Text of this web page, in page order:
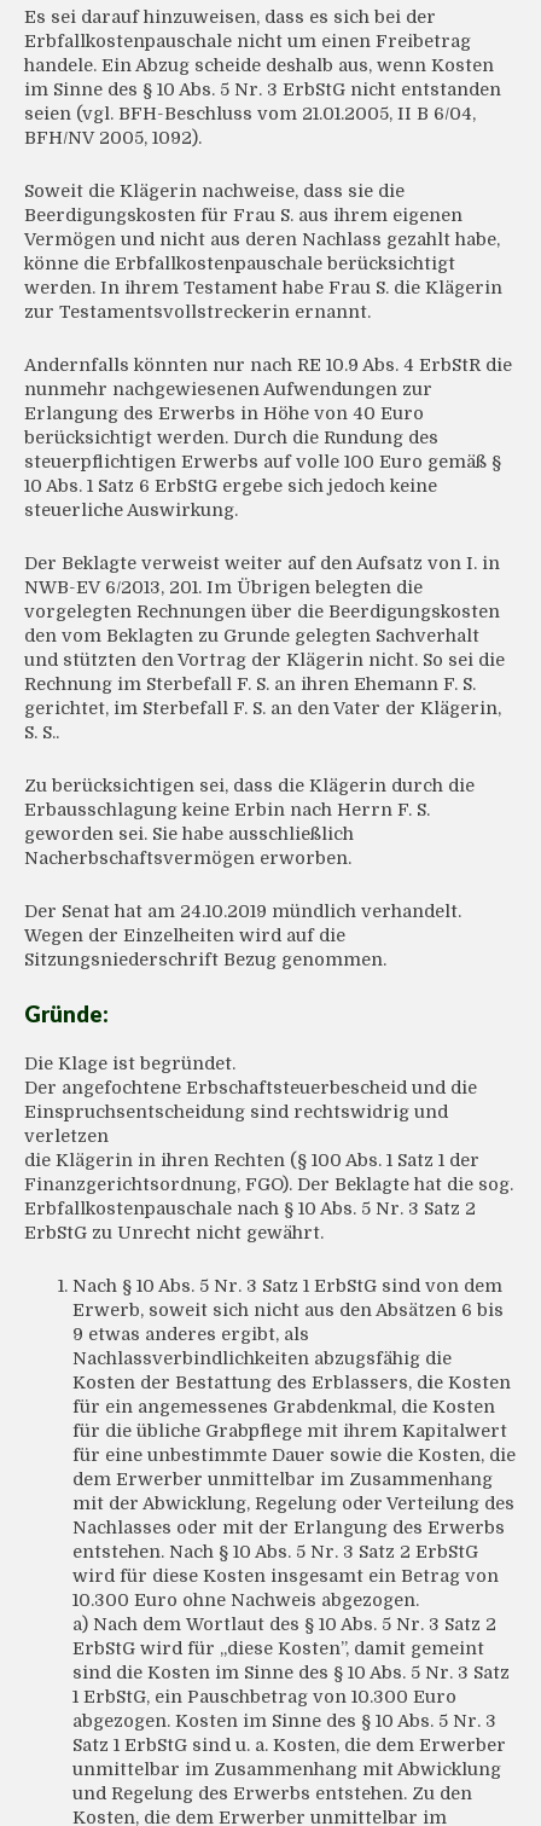
Es sei darauf hinzuweisen, dass es sich bei der
Erbfallkostenpauschale nicht um einen Freibetrag
handele. Ein Abzug scheide deshalb aus, wenn Kosten
im Sinne des § 10 Abs. 5 Nr. 3 ErbStG nicht entstanden
seien (vgl. BFH-Beschluss vom 21.01.2005, II B 6/04,
BFH/NV 2005, 1092).
Soweit die Klägerin nachweise, dass sie die
Beerdigungskosten für Frau S. aus ihrem eigenen
Vermögen und nicht aus deren Nachlass gezahlt habe,
könne die Erbfallkostenpauschale berücksichtigt
werden. In ihrem Testament habe Frau S. die Klägerin
zur Testamentsvollstreckerin ernannt.
Andernfalls könnten nur nach RE 10.9 Abs. 4 ErbStR die
nunmehr nachgewiesenen Aufwendungen zur
Erlangung des Erwerbs in Höhe von 40 Euro
berücksichtigt werden. Durch die Rundung des
steuerpflichtigen Erwerbs auf volle 100 Euro gemäß §
10 Abs. 1 Satz 6 ErbStG ergebe sich jedoch keine
steuerliche Auswirkung.
Der Beklagte verweist weiter auf den Aufsatz von I. in
NWB-EV 6/2013, 201. Im Übrigen belegten die
vorgelegten Rechnungen über die Beerdigungskosten
den vom Beklagten zu Grunde gelegten Sachverhalt
und stützten den Vortrag der Klägerin nicht. So sei die
Rechnung im Sterbefall F. S. an ihren Ehemann F. S.
gerichtet, im Sterbefall F. S. an den Vater der Klägerin,
S. S..
Zu berücksichtigen sei, dass die Klägerin durch die
Erbausschlagung keine Erbin nach Herrn F. S.
geworden sei. Sie habe ausschließlich
Nacherbschaftsvermögen erworben.
Der Senat hat am 24.10.2019 mündlich verhandelt.
Wegen der Einzelheiten wird auf die
Sitzungsniederschrift Bezug genommen.
Gründe:
Die Klage ist begründet.
Der angefochtene Erbschaftsteuerbescheid und die
Einspruchsentscheidung sind rechtswidrig und
verletzen
die Klägerin in ihren Rechten (§ 100 Abs. 1 Satz 1 der
Finanzgerichtsordnung, FGO). Der Beklagte hat die sog.
Erbfallkostenpauschale nach § 10 Abs. 5 Nr. 3 Satz 2
ErbStG zu Unrecht nicht gewährt.
Nach § 10 Abs. 5 Nr. 3 Satz 1 ErbStG sind von dem
Erwerb, soweit sich nicht aus den Absätzen 6 bis
9 etwas anderes ergibt, als
Nachlassverbindlichkeiten abzugsfähig die
Kosten der Bestattung des Erblassers, die Kosten
für ein angemessenes Grabdenkmal, die Kosten
für die übliche Grabpflege mit ihrem Kapitalwert
für eine unbestimmte Dauer sowie die Kosten, die
dem Erwerber unmittelbar im Zusammenhang
mit der Abwicklung, Regelung oder Verteilung des
Nachlasses oder mit der Erlangung des Erwerbs
entstehen. Nach § 10 Abs. 5 Nr. 3 Satz 2 ErbStG
wird für diese Kosten insgesamt ein Betrag von
10.300 Euro ohne Nachweis abgezogen.
a) Nach dem Wortlaut des § 10 Abs. 5 Nr. 3 Satz 2
ErbStG wird für „diese Kosten”, damit gemeint
sind die Kosten im Sinne des § 10 Abs. 5 Nr. 3 Satz
1 ErbStG, ein Pauschbetrag von 10.300 Euro
abgezogen. Kosten im Sinne des § 10 Abs. 5 Nr. 3
Satz 1 ErbStG sind u. a. Kosten, die dem Erwerber
unmittelbar im Zusammenhang mit Abwicklung
und Regelung des Erwerbs entstehen. Zu den
Kosten, die dem Erwerber unmittelbar im